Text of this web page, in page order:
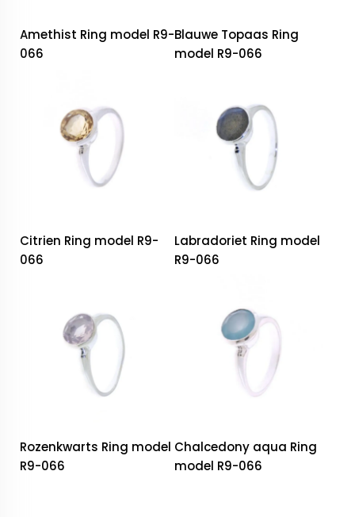
Amethist Ring model R9-
066
Blauwe Topaas Ring
model R9-066
Citrien Ring model R9-
066
Labradoriet Ring model
R9-066
Rozenkwarts Ring model
R9-066
Chalcedony aqua Ring
model R9-066